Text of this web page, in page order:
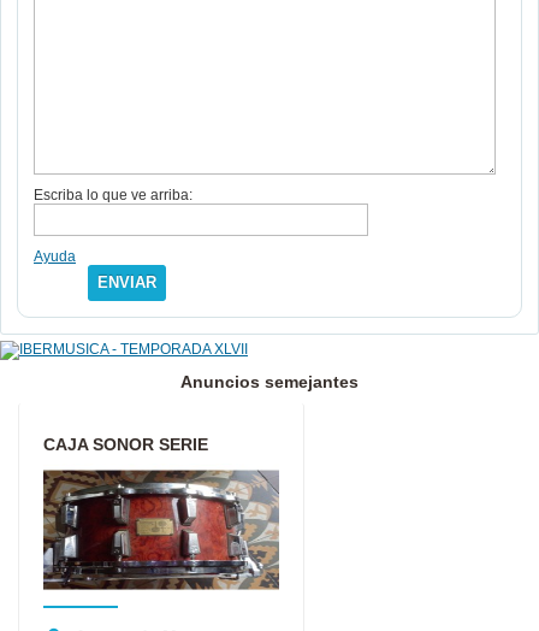
Escriba lo que ve arriba:
Ayuda
ENVIAR
Anuncios semejantes
CAJA SONOR SERIE
SIGNATURE